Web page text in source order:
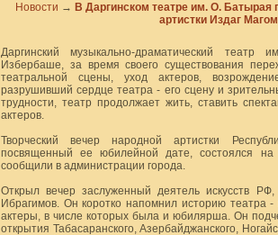
Новости → В Даргинском театре им. О. Батырая
артистки Издаг
Даргинский музыкально-драматический
Избербаше, за время своего существования
театральной сцены, уход актеров,
разрушивший сердце театра - его сцену и
трудности, театр продолжает жить, ставить
актеров.
Творческий вечер народной артистки
посвященный ее юбилейной дате, состоялся на
сообщили в администрации города.
Открыл вечер заслуженный деятель искусств
Ибрагимов. Он коротко напомнил историю театра
актеры, в числе которых была и юбилярша. Он
открытия Табасаранского, Азербайджанского,